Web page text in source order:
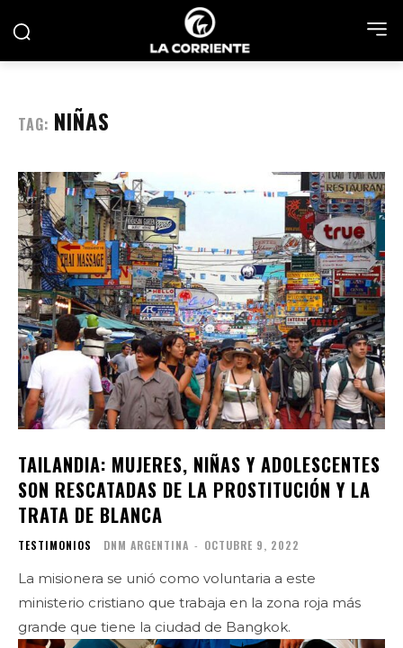
TAG: NIÑAS
TAILANDIA: MUJERES, NIÑAS Y ADOLESCENTES
SON RESCATADAS DE LA PROSTITUCIÓN Y LA
TRATA DE BLANCA
TESTIMONIOS DNM ARGENTINA - OCTUBRE 9, 2022
La misionera se unió como voluntaria a este
ministerio cristiano que trabaja en la zona roja más
grande que tiene la ciudad de Bangkok.